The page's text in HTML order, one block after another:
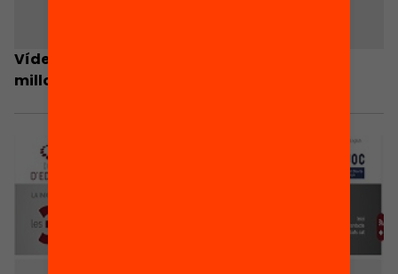
Vídeo-resum: Què poden fer els governs per
millorar la qualitat educativa?